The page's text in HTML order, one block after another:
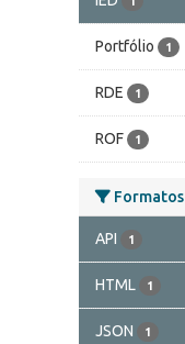
Portfólio 1
RDE 1
ROF 1
Formatos
API 1
HTML 1
JSON 1